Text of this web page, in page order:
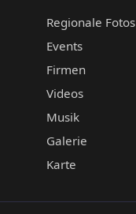
Regionale Fotos
Events
Firmen
Videos
Musik
Galerie
Karte